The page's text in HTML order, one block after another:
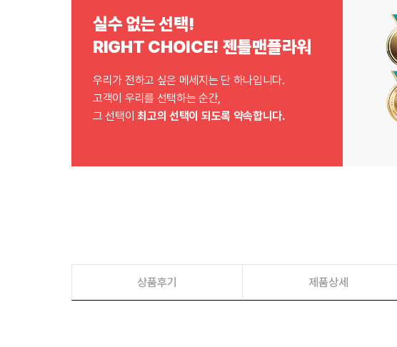
실수 없는 선택!
RIGHT CHOICE! 젠틀맨플라워
우리가 전하고 싶은 메세지는 단 하나입니다.
고객이 우리를 선택하는 순간,
그 선택이최고의 선택이 되도록 약속합니다.
상품후기 제품상세